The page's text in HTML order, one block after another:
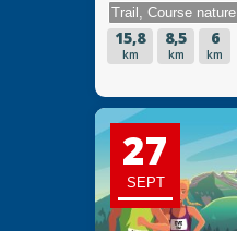
Trail, Course nature
15,8
km
8,5
km
6
km
27
SEPT